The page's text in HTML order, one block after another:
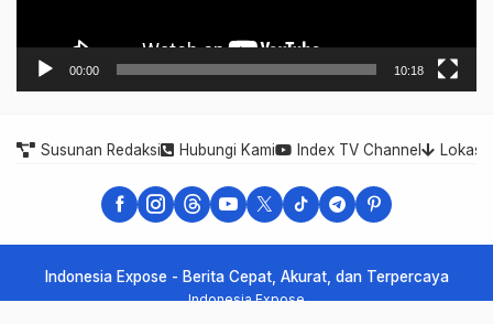
00:00 10:18
Susunan Redaksi Hubungi Kami Index TV Channel Lokasi
Indonesia Expose - Berita Cepat, Akurat, dan Terpercaya
Indonesia Expose